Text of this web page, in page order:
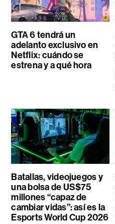
GTA 6 tendrá un
adelanto exclusivo en
Netflix: cuándo se
estrena y a qué hora
Batallas, videojuegos y
una bolsa de US$75
millones “capaz de
cambiar vidas”: así es la
Esports World Cup 2026